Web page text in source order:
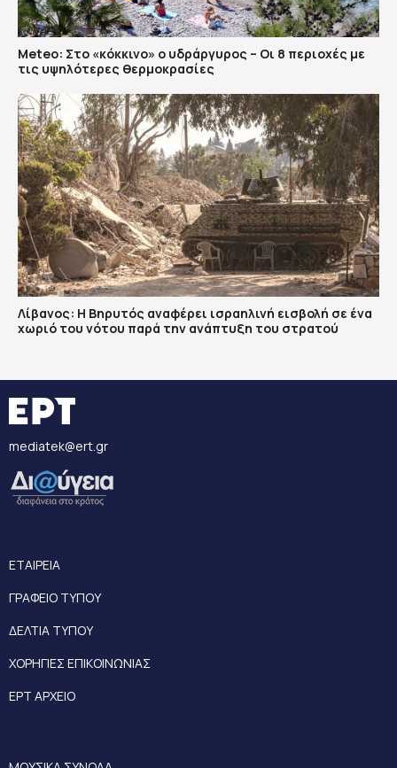
Meteo: Στο «κόκκινο» ο υδράργυρος – Οι 8 περιοχές με
τις υψηλότερες θερμοκρασίες
Λίβανος: Η Βηρυτός αναφέρει ισραηλινή εισβολή σε ένα
χωριό του νότου παρά την ανάπτυξη του στρατού
mediatek@ert.gr
ΕΤΑΙΡΕΙΑ
ΓΡΑΦΕΙΟ ΤΥΠΟΥ
ΔΕΛΤΙΑ ΤΥΠΟΥ
ΧΟΡΗΓΙΕΣ ΕΠΙΚΟΙΝΩΝΙΑΣ
ΕΡΤ ΑΡΧΕΙΟ